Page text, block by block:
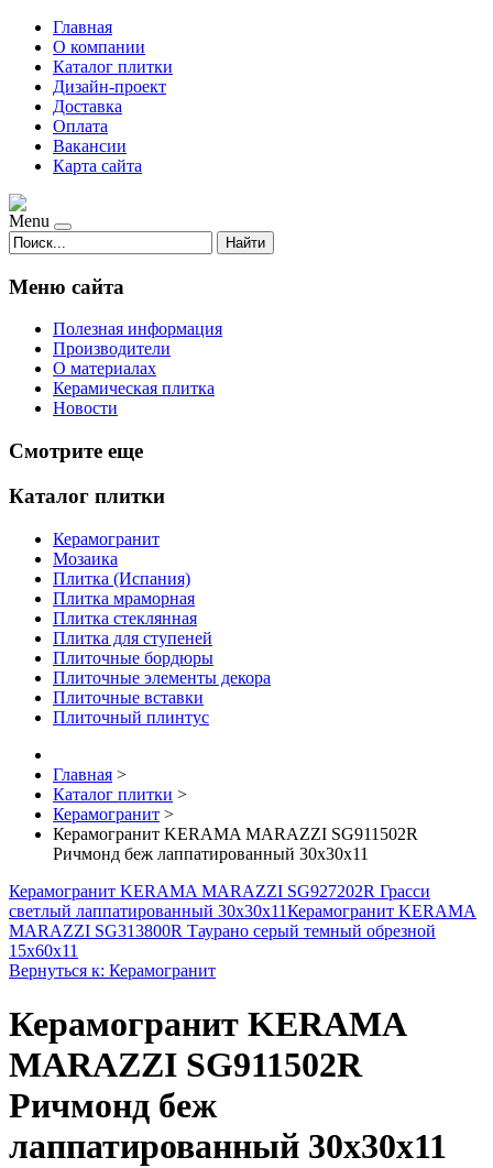
Главная
О компании
Каталог плитки
Дизайн-проект
Доставка
Оплата
Вакансии
Карта сайта
Menu
Найти
Меню сайта
Полезная информация
Производители
О материалах
Керамическая плитка
Новости
Смотрите еще
Каталог плитки
Керамогранит
Мозаика
Плитка (Испания)
Плитка мраморная
Плитка стеклянная
Плитка для ступеней
Плиточные бордюры
Плиточные элементы декора
Плиточные вставки
Плиточный плинтус
Главная >
Каталог плитки >
Керамогранит >
Керамогранит KERAMA MARAZZI SG911502R
Ричмонд беж лаппатированный 30х30х11
Керамогранит KERAMA MARAZZI SG927202R Грасси
светлый лаппатированный 30х30х11Керамогранит KERAMA
MARAZZI SG313800R Таурано серый темный обрезной
15х60х11
Вернуться к: Керамогранит
Керамогранит KERAMA
MARAZZI SG911502R
Ричмонд беж
лаппатированный 30х30х11